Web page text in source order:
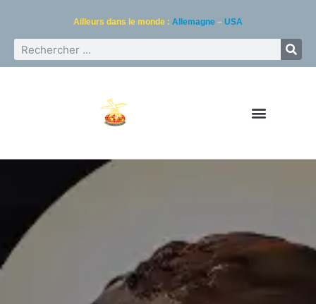
Ailleurs dans le monde : Allemagne – USA